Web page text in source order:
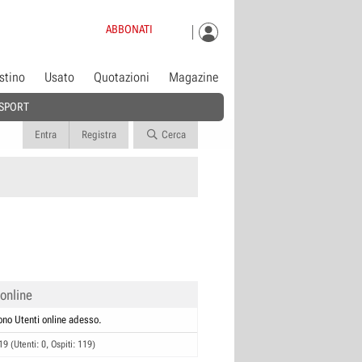
ABBONATI
Usato Quotazioni Magazine
Entra Registra Cerca
Utenti online adesso.
(Utenti: 0, Ospiti: 119)